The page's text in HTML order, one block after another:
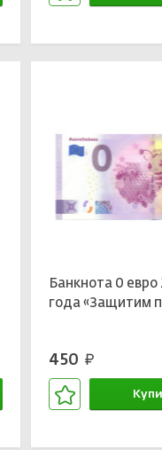
Банкнота 0 евро
года «Защитим
450 руб.